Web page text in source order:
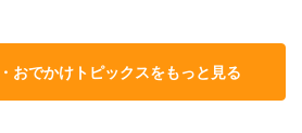
おでかけトピックスをもっと見る